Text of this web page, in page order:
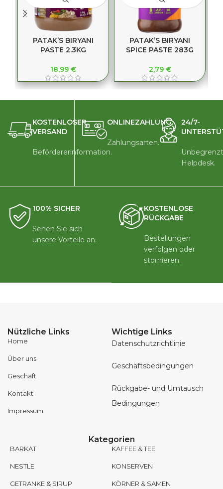
PATAK’S BIRYANI
PASTE 2.3KG
18,99 €
PATAK’S BIRYANI
SPICE PASTE 283G
2,79 €
KOSTENLOSER
VERSAND
Befördererinformation.
ONLINEZAHLUNG
Zahlungsarten.
24/7-
Helpdesk.
100% SICHER
Sehen Sie sich
unsere Vorteile an.
KOSTENLOSE
RÜCKGABE
Bestellungen
verfolgen oder
stornieren.
Nützliche Links
Home
Über uns
Geschäft
Kontakt
Impressum
Wichtige Links
Datenschutzrichtlinie
Geschäftsbedingungen
Rückgabe- und Umtausch
Bedingungen
Kategorien
BARKAT
NESTLE
GETRANKE & SIRUP
KAFFEE & TEE
KONSERVEN
KÖRNER & SAMEN